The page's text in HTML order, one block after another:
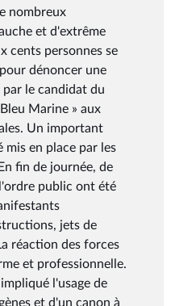
nombreux
et d'extrême
cents personnes se
dénoncer une
le candidat du
Marine » aux
Un important
en place par les
fin de journée, de
public ont été
jets de
réaction des forces
et professionnelle.
l'usage de
et d'un canon à